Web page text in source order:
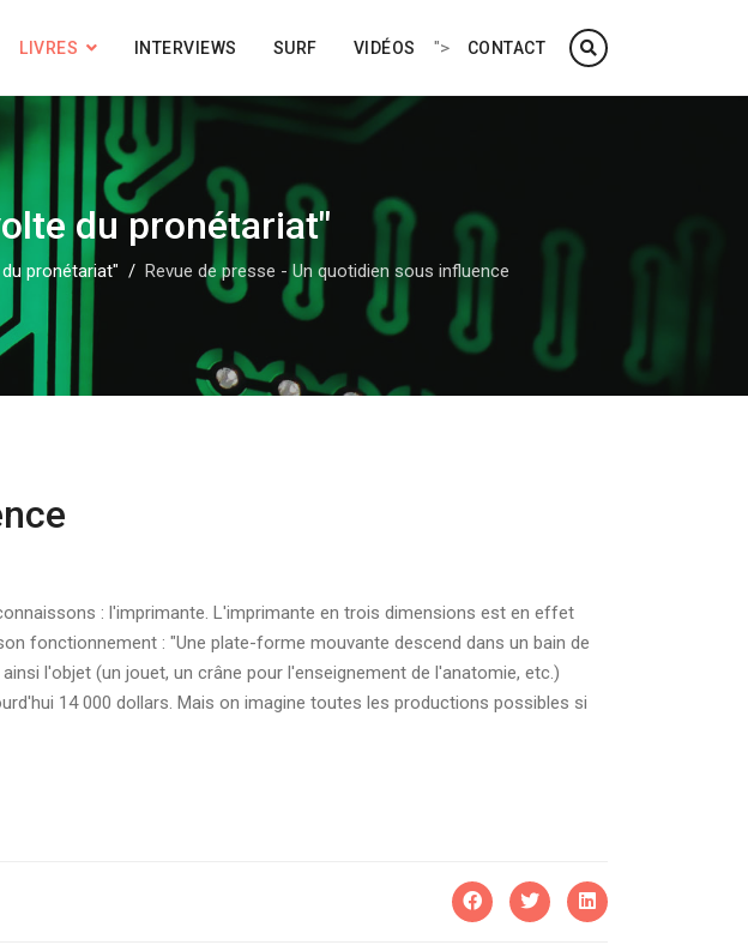
LIVRES INTERVIEWS SURF VIDÉOS "> CONTACT
du pronétariat"
pronétariat" Revue de presse - Un quotidien sous influence
: l'imprimante. L'imprimante en trois dimensions est en effet
fonctionnement : "Une plate-forme mouvante descend dans un bain de
l'objet (un jouet, un crâne pour l'enseignement de l'anatomie, etc.)
14 000 dollars. Mais on imagine toutes les productions possibles si